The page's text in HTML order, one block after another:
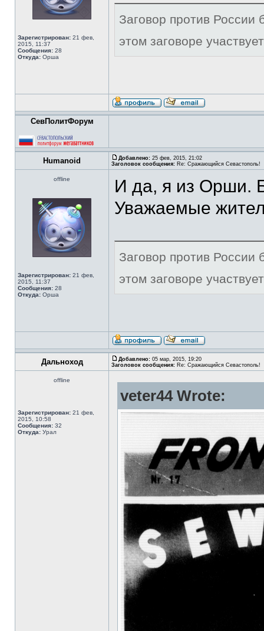
Зарегистрирован: 21 фев,
2015, 11:37
Сообщения: 28
Откуда: Орша
Заговор против России
этом заговоре
СевПолитФорум
Humanoid Добавлено: 25 фев, 2015, 21:02
Заголовок сообщения: Re: Сражающийся Севастополь!
offline
Зарегистрирован: 21 фев,
2015, 11:37
Сообщения: 28
Откуда: Орша
И да, я из Орши.
Уважаемые
Заговор против России
этом заговоре
Дальноход Добавлено: 05 мар, 2015, 19:20
Заголовок сообщения: Re: Сражающийся Севастополь!
offline
Зарегистрирован: 21 фев,
2015, 10:58
Сообщения: 32
Откуда: Урал
veter44 Wrote: